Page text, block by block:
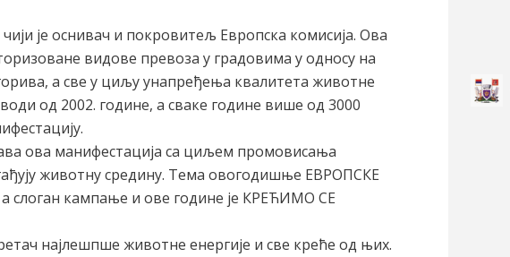
је оснивач и покровитељ Европска комисија. Ова
видове превоза у градовима у односу на
а све у циљу унапређења квалитета животне
од 2002. године, а сваке године више од 3000
ова манифестација са циљем промовисања
животну средину. Тема овогодишње ЕВРОПСКЕ
кампање и ове године је КРЕЋИМО СЕ
најлешпше животне енергије и све креће од њих.